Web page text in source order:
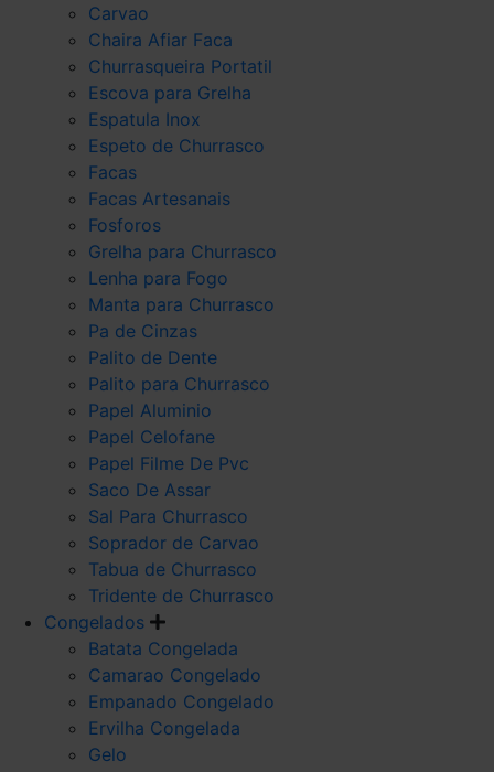
Carvao
Chaira Afiar Faca
Churrasqueira Portatil
Escova para Grelha
Espatula Inox
Espeto de Churrasco
Facas
Facas Artesanais
Fosforos
Grelha para Churrasco
Lenha para Fogo
Manta para Churrasco
Pa de Cinzas
Palito de Dente
Palito para Churrasco
Papel Aluminio
Papel Celofane
Papel Filme De Pvc
Saco De Assar
Sal Para Churrasco
Soprador de Carvao
Tabua de Churrasco
Tridente de Churrasco
Congelados
Batata Congelada
Camarao Congelado
Empanado Congelado
Ervilha Congelada
Gelo